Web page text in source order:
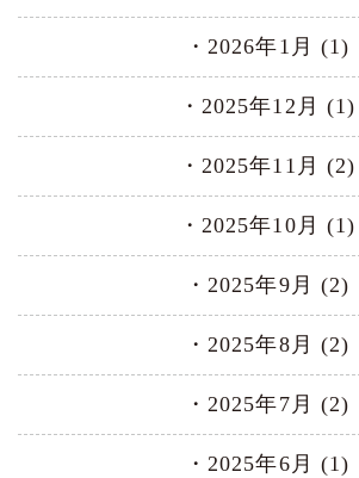
2026年1月 (1)
2025年12月 (1)
2025年11月 (2)
2025年10月 (1)
2025年9月 (2)
2025年8月 (2)
2025年7月 (2)
2025年6月 (1)